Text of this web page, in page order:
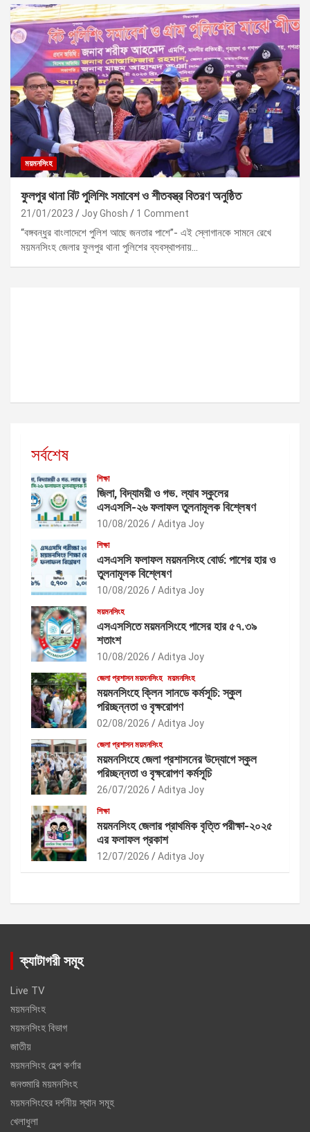
ময়মনসিংহ
ফুলপুর থানা বিট পুলিশিং সমাবেশ ও শীতবস্ত্র বিতরণ অনুষ্ঠিত
21/01/2023 Joy Ghosh 1 Comment
“বঙ্গবন্ধুর বাংলাদেশে পুলিশ আছে জনতার পাশে”- এই স্লোগানকে সামনে রেখে
ময়মনসিংহ জেলার ফুলপুর থানা পুলিশের ব্যবস্থাপনায়…
সর্বশেষ
শিক্ষা
জিলা, বিদ্যাময়ী ও গভ. ল্যাব স্কুলের
এসএসসি-২৬ ফলাফল তুলনামূলক বিশ্লেষণ
10/08/2026 Aditya Joy
শিক্ষা
এসএসসি ফলাফল ময়মনসিংহ বোর্ড: পাশের হার ও
তুলনামূলক বিশ্লেষণ
10/08/2026 Aditya Joy
ময়মনসিংহ
এসএসসিতে ময়মনসিংহে পাসের হার ৫৭.৩৯
শতাংশ
10/08/2026 Aditya Joy
জেলা প্রশাসন ময়মনসিংহ ময়মনসিংহ
ময়মনসিংহে ক্লিন সানডে কর্মসূচি: স্কুল
পরিচ্ছন্নতা ও বৃক্ষরোপণ
02/08/2026 Aditya Joy
জেলা প্রশাসন ময়মনসিংহ
ময়মনসিংহে জেলা প্রশাসনের উদ্যোগে স্কুল
পরিচ্ছন্নতা ও বৃক্ষরোপণ কর্মসূচি
26/07/2026 Aditya Joy
শিক্ষা
ময়মনসিংহ জেলার প্রাথমিক বৃত্তি পরীক্ষা-২০২৫
এর ফলাফল প্রকাশ
12/07/2026 Aditya Joy
ক্যাটাগরী সমূহ
Live TV
ময়মনসিংহ
ময়মনসিংহ বিভাগ
জাতীয়
ময়মনসিংহ হেল্প কর্ণার
জনশুমারি ময়মনসিংহ
ময়মনসিংহের দর্শনীয় স্থান সমূহ
খেলাধুলা